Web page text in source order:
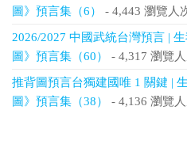
圖》預言集（6）
- 4,443 瀏覽人
2026/2027 中國武統台灣預言 |
圖》預言集（60）
- 4,317 瀏覽
推背圖預言台獨建國唯 1 關鍵 |
圖》預言集（38）
- 4,136 瀏覽